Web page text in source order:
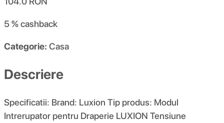
5 %cashback
Categorie: Casa
Descriere
Specificatii: Brand: Luxion Tip produs: Modul
Intrerupator pentru Draperie LUXION Tensiune